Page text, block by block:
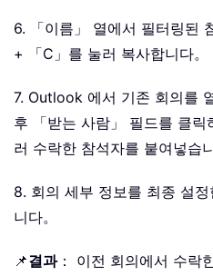
6. 「이름」 열에서 필터링된
+ 「C」를 눌러 복사합니다。
7. Outlook 에서 기존 회의를
후 「받는 사람」 필드를 클
러 수락한 참석자를 붙여넣습니
8. 회의 세부 정보를 최종 설
니다。
📌결과： 이전 회의에서 수락